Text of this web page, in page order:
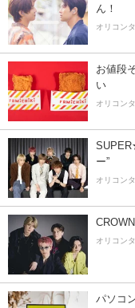
ん！
オリコン
お値段
い
オリコン
ー”
オリコン
オリコン
パソコ